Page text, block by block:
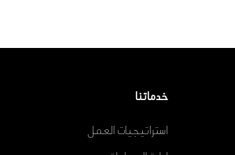
خدماتنا
استراتيجيات العمل